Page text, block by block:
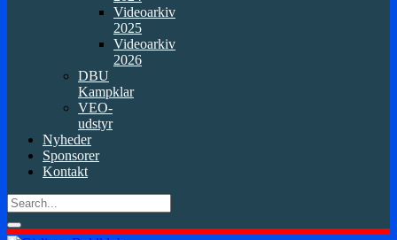
Videoarkiv
2025
Videoarkiv
2026
DBU
Kampklar
VEO-
udstyr
Nyheder
Sponsorer
Kontakt